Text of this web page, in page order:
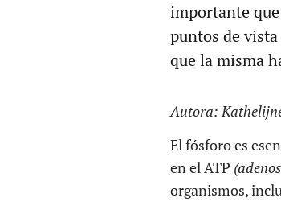
importante
puntos de
que la misma
Autora:
El fósforo es
en el ATP
organismos,